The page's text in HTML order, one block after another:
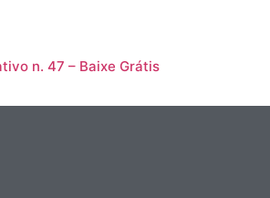
n. 47 – Baixe Grátis